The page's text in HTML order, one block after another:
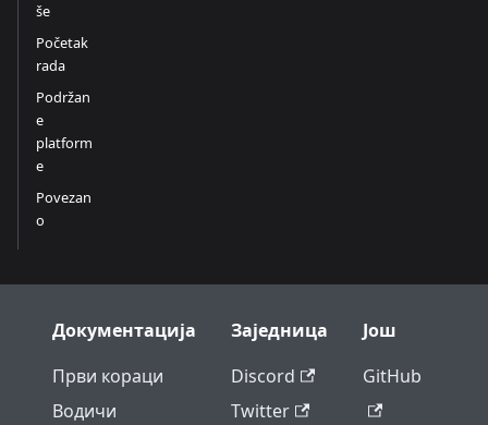
še
Početak
rada
Podržan
e
platform
e
Povezan
o
Документација
Први кораци
Водичи
Заједница
Discord
Twitter
Још
GitHub